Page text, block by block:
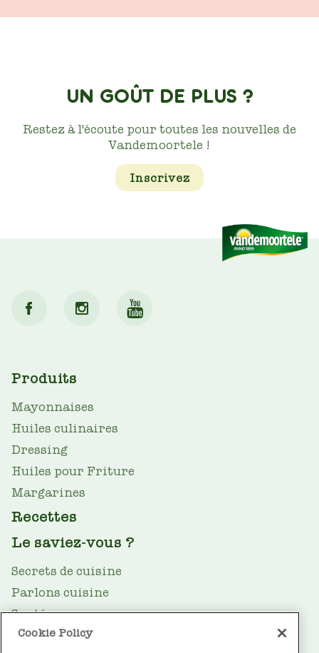
UN GOÛT DE PLUS ?
Restez à l'écoute pour toutes les nouvelles de
Vandemoortele !
Inscrivez
MAIN
NAV
Produits
Mayonnaises
Huiles culinaires
Dressing
Huiles pour Friture
Margarines
Recettes
Le saviez-vous ?
Secrets de cuisine
Parlons cuisine
Santé
Le guide des huiles
Cookie Policy